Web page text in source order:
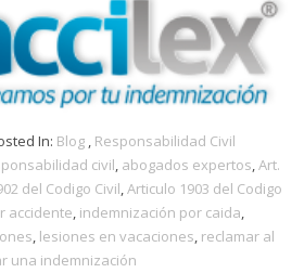
In: Blog , Responsabilidad Civil
civil, abogados expertos,Art.
del Codigo Civil,Articulo 1903 del Codigo
accidente, indemnización por caida,
, lesiones en vacaciones, reclamar al
una indemnización